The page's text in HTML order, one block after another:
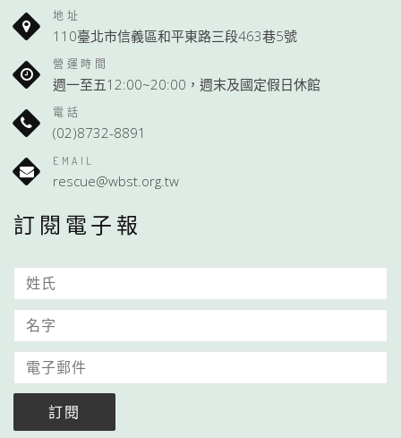
地址
110臺北市信義區和平東路三段463巷5號
營運時間
週一至五12:00~20:00，週末及國定假日休館
電話
(02)8732-8891
EMAIL
rescue@wbst.org.tw
訂閱電子報